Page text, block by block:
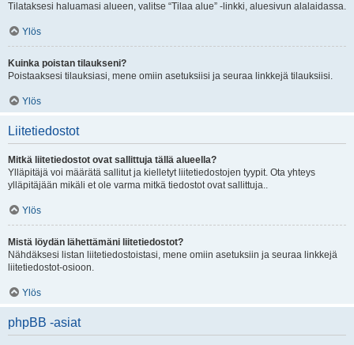
Tilataksesi haluamasi alueen, valitse “Tilaa alue” -linkki, aluesivun alalaidassa.
Ylös
Kuinka poistan tilaukseni?
Poistaaksesi tilauksiasi, mene omiin asetuksiisi ja seuraa linkkejä tilauksiisi.
Ylös
Liitetiedostot
Mitkä liitetiedostot ovat sallittuja tällä alueella?
Ylläpitäjä voi määrätä sallitut ja kielletyt liitetiedostojen tyypit. Ota yhteys
ylläpitäjään mikäli et ole varma mitkä tiedostot ovat sallittuja..
Ylös
Mistä löydän lähettämäni liitetiedostot?
Nähdäksesi listan liitetiedostoistasi, mene omiin asetuksiin ja seuraa linkkejä
liitetiedostot-osioon.
Ylös
phpBB -asiat